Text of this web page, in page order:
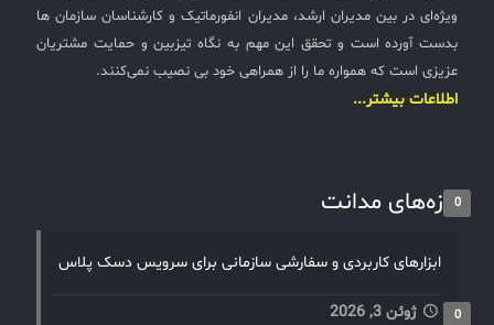
ویژه‌ای در بین مدیران ارشد، مدیران انفورماتیک و کارشناسان سازمان ها
بدست آورده است و تحقق این مهم به نگاه تیزبین و حمایت مشتریان
عزیزی است که همواره ما را از همراهی خود بی نصیب نمی‌کنند.
اطلاعات بیشتر...
تازه‌های مدانت0
ابزارهای کاربردی و سفارشی سازمانی برای سرویس دسک پلاس
ژوئن 3, 2026 0